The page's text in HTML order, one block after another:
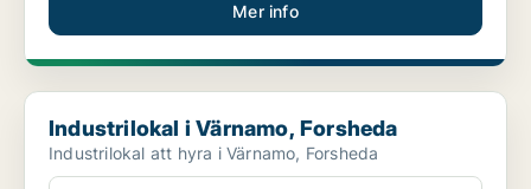
Mer info
Industrilokal i Värnamo, Forsheda
Industrilokal i Värnamo, Forsheda
Industrilokal att hyra i Värnamo, Forsheda